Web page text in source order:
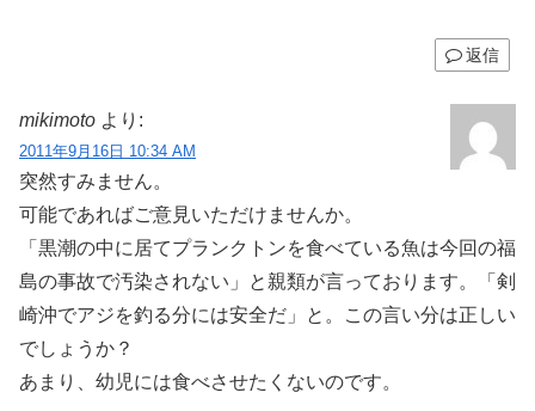
返信
mikimoto より:
2011年9月16日 10:34 AM
突然すみません。
可能であればご意見いただけませんか。
「黒潮の中に居てプランクトンを食べている魚は今回の福
島の事故で汚染されない」と親類が言っております。「剣
崎沖でアジを釣る分には安全だ」と。この言い分は正しい
でしょうか？
あまり、幼児には食べさせたくないのです。